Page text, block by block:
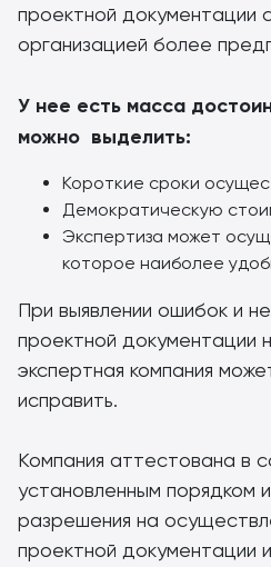
проектной документации
организацией более
У нее есть масса
можно выделить:
Короткие сроки
Демократическую
Экспертиза может
которое наиболее
При выявлении ошибок и
проектной документации
экспертная компания
исправить.
Компания аттестована в
установленным порядком
разрешения на
проектной документации